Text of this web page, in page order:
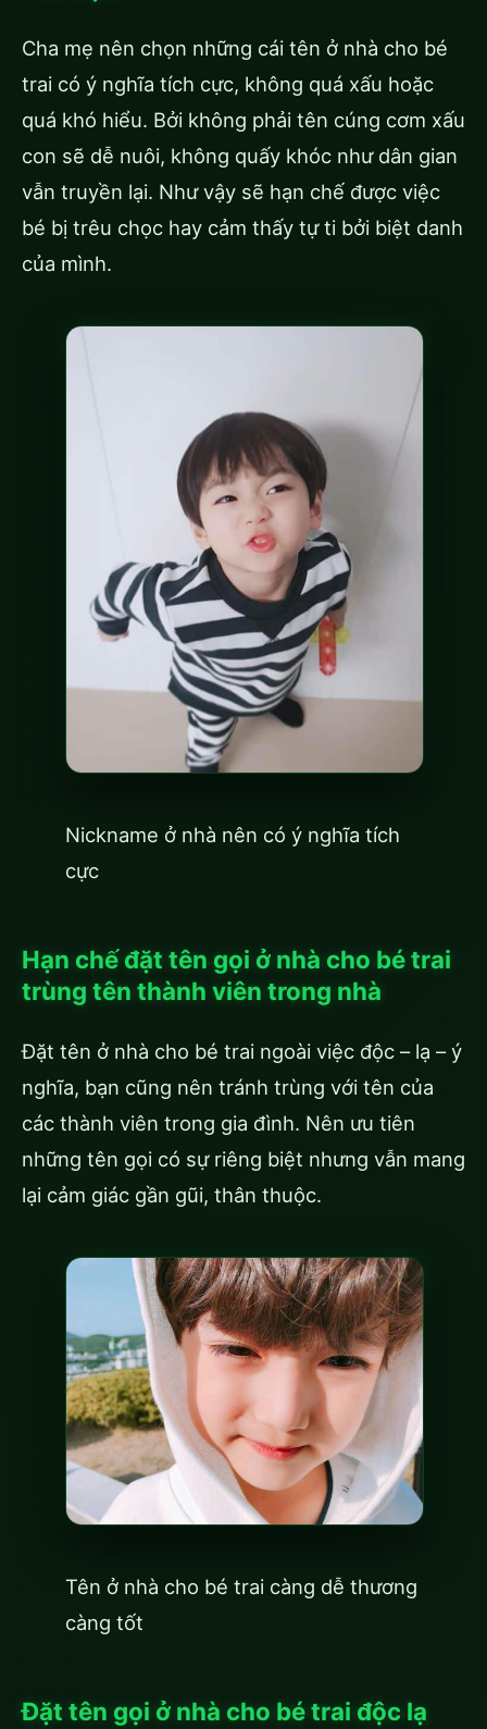
Cha mẹ nên chọn những cái tên ở nhà cho bé
trai có ý nghĩa tích cực, không quá xấu hoặc
quá khó hiểu. Bởi không phải tên cúng cơm xấu
con sẽ dễ nuôi, không quấy khóc như dân gian
vẫn truyền lại. Như vậy sẽ hạn chế được việc
bé bị trêu chọc hay cảm thấy tự ti bởi biệt danh
của mình.
Nickname ở nhà nên có ý nghĩa tích
cực
Hạn chế đặt tên gọi ở nhà cho bé trai
trùng tên thành viên trong nhà
Đặt tên ở nhà cho bé trai ngoài việc độc – lạ – ý
nghĩa, bạn cũng nên tránh trùng với tên của
các thành viên trong gia đình. Nên ưu tiên
những tên gọi có sự riêng biệt nhưng vẫn mang
lại cảm giác gần gũi, thân thuộc.
Tên ở nhà cho bé trai càng dễ thương
càng tốt
Đặt tên gọi ở nhà cho bé trai độc lạ